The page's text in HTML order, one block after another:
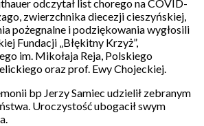
odczytał list chorego na COVID-
zwierzchnika diecezji cieszyńskiej,
pożegnalne i podziękowania wygłosili
Fundacji „Błękitny Krzyż”,
im. Mikołaja Reja, Polskiego
oraz prof. Ewy Chojeckiej.
bp Jerzy Samiec udzielił zebranym
Uroczystość ubogacił swym